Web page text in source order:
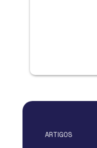
ARTIGOS